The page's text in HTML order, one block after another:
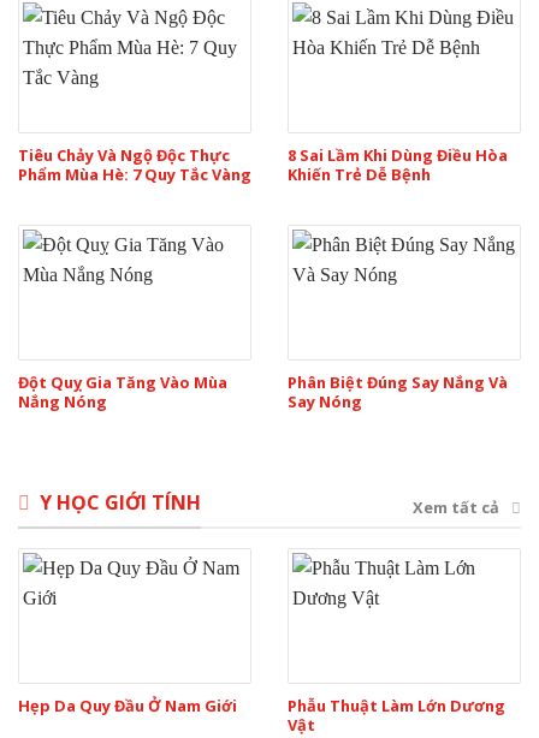
Tiêu Chảy Và Ngộ Độc Thực
Phẩm Mùa Hè: 7 Quy Tắc Vàng
8 Sai Lầm Khi Dùng Điều Hòa
Khiến Trẻ Dễ Bệnh
Đột Quỵ Gia Tăng Vào Mùa
Nắng Nóng
Phân Biệt Đúng Say Nắng Và
Say Nóng
Y HỌC GIỚI TÍNH Xem tất cả
Hẹp Da Quy Đầu Ở Nam Giới
Phẫu Thuật Làm Lớn Dương
Vật